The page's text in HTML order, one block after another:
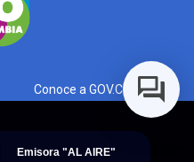
Emisora "AL AIRE"
Conoce a GOV.CO aquí